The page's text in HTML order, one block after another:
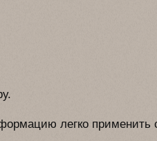
легко применить